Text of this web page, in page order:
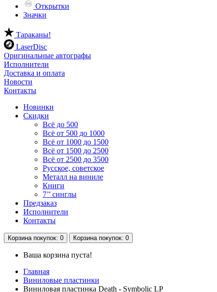
Открытки
Значки
Тараканы!
LaserDisc
Оригинальные автографы
Исполнители
Доставка и оплата
Новости
Контакты
Новинки
Скидки
Всё до 500
Всё от 500 до 1000
Всё от 1000 до 1500
Всё от 1500 до 2500
Всё от 2500 до 3500
Русское, советское
Металл на виниле
Книги
7’’ синглы
Предзаказ
Исполнители
Контакты
Корзина покупок: 0 Корзина покупок: 0
Ваша корзина пуста!
Главная
Виниловые пластинки
Виниловая пластинка Death - Symbolic LP